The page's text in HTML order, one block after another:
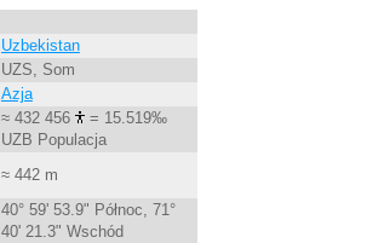
Uzbekistan
UZS, Som
Azja
≈ 432 456
= 15.519‰
UZB Populacja
≈ 442 m
40° 59' 53.9" Północ, 71°
40' 21.3" Wschód